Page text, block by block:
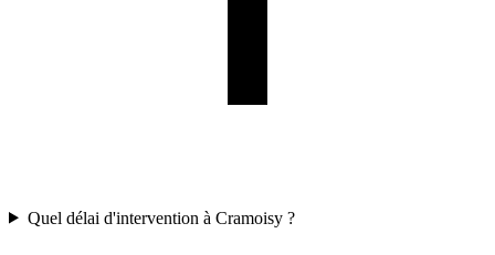
Quel délai d'intervention à Cramoisy ?